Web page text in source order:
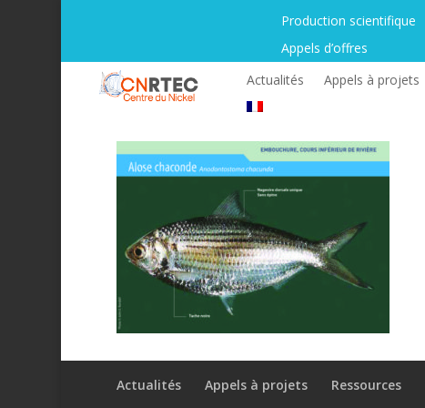
Production scientifique
Appels d’offres
Actualités
Appels à projets
Actualités Appels à projets Ressources